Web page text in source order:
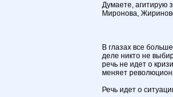
Думаете, агитирую
Миронова,
В глазах все
деле никто не
речь не идет о
меняет
Речь идет о